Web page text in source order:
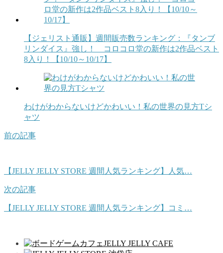
【ジェリスト通販】週間販売数ランキング：『タンブ
リンダイス』強し！ コロコロ堂の新作は2作品ベスト
8入り！【10/10～10/17】
わけがわからないけどかわいい！私の世界の見方Tシ
ャツ
前の記事
【JELLY JELLY STORE 週間人気ランキング】人気…
次の記事
【JELLY JELLY STORE 週間人気ランキング】コミ…